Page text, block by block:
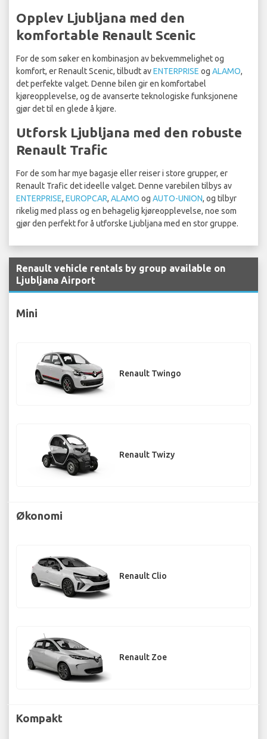
Opplev Ljubljana med den
komfortable Renault Scenic
For de som søker en kombinasjon av bekvemmelighet og
komfort, er Renault Scenic, tilbudt avENTERPRISE og ALAMO,
det perfekte valget. Denne bilen gir en komfortabel
kjøreopplevelse, og de avanserte teknologiske funksjonene
gjør det til en glede å kjøre.
Utforsk Ljubljana med den robuste
Renault Trafic
For de som har mye bagasje eller reiser i store grupper, er
Renault Trafic det ideelle valget. Denne varebilen tilbys av
ENTERPRISE, EUROPCAR, ALAMO og AUTO-UNION, og tilbyr
rikelig med plass og en behagelig kjøreopplevelse, noe som
gjør den perfekt for å utforske Ljubljana med en stor gruppe.
Renault vehicle rentals by group available on
Ljubljana Airport
Mini
Renault Twingo
Renault Twizy
Økonomi
Renault Clio
Renault Zoe
Kompakt